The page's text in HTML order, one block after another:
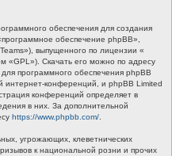
обеспечения для создания
обеспечение phpBB»,
выпущенного по лицензии «
«GPL»). Скачать его можно по адресу
программного обеспечения phpBB
интернет-конференций, и phpBB Limited
конференций определяет в
в них. За дополнительной
https://www.phpbb.com/
угрожающих, клеветнических
к национальной розни и прочих